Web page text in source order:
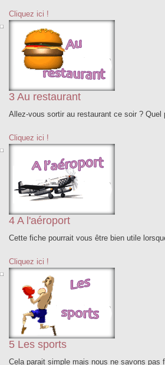
Cliquez ici !
3 Au restaurant
Allez-vous sortir au restaurant ce soir ?
Cliquez ici !
4 A l'aéroport
Cette fiche pourrait vous être bien utile
Cliquez ici !
5 Les sports
Cela parait simple mais nous ne savons